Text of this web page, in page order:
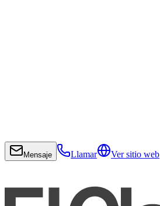
Mensaje Llamar Ver sitio web